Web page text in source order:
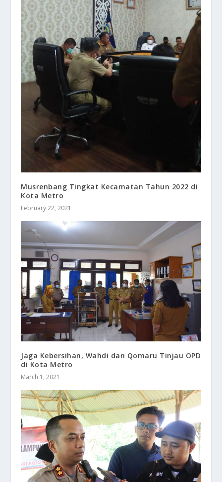
Musrenbang Tingkat Kecamatan Tahun 2022 di
Kota Metro
February 22, 2021
Jaga Kebersihan, Wahdi dan Qomaru Tinjau OPD
di Kota Metro
March 1, 2021